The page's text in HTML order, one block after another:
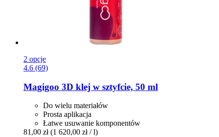
2 opcje
4.6 (69)
Magigoo 3D klej w sztyfcie, 50 ml
Do wielu materiałów
Prosta aplikacja
Łatwe usuwanie komponentów
81,00 zł (1 620,00 zł / l)